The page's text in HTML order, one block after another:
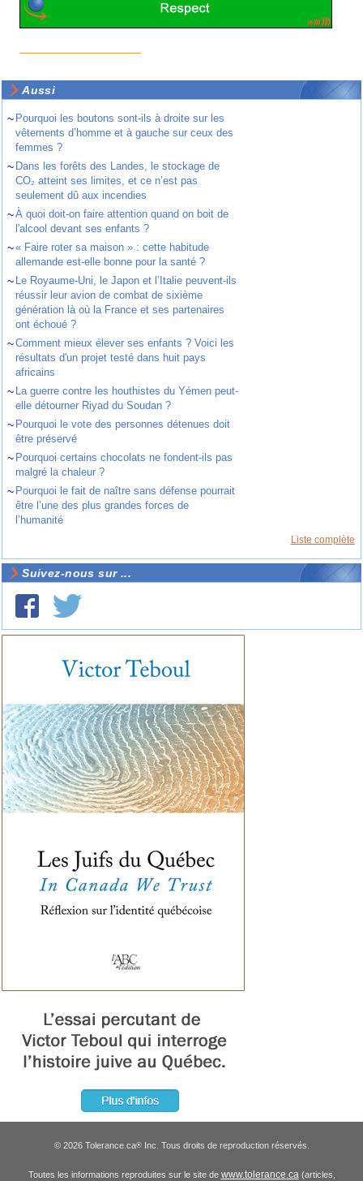
Aussi
~ Pourquoi les boutons sont-ils à droite sur les
vêtements d’homme et à gauche sur ceux des
femmes ?
~ Dans les forêts des Landes, le stockage de
CO₂ atteint ses limites, et ce n’est pas
seulement dû aux incendies
~À quoi doit-on faire attention quand on boit de
l'alcool devant ses enfants ?
~« Faire roter sa maison » : cette habitude
allemande est-elle bonne pour la santé ?
~ Le Royaume-Uni, le Japon et l’Italie peuvent-ils
réussir leur avion de combat de sixième
génération là où la France et ses partenaires
ont échoué ?
~Comment mieux élever ses enfants ? Voici les
résultats d'un projet testé dans huit pays
africains
~ La guerre contre les houthistes du Yémen peut-
elle détourner Riyad du Soudan ?
~ Pourquoi le vote des personnes détenues doit
être préservé
~ Pourquoi certains chocolats ne fondent-ils pas
malgré la chaleur ?
~ Pourquoi le fait de naître sans défense pourrait
être l’une des plus grandes forces de
l’humanité
Liste complète
Suivez-nous sur ...
© 2026 Tolerance.ca®Inc. Tous droits de reproduction réservés.
Toutes les informations reproduites sur le site de www.tolerance.ca(articles,